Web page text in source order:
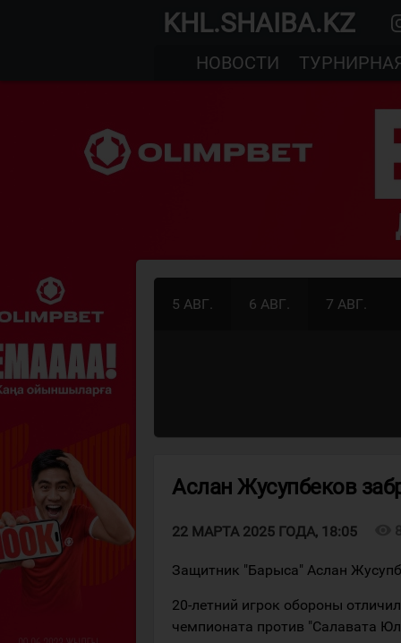
KHL.SHAIBA.KZ
НОВОСТИ
5 АВГ. 6 АВГ. 7 АВГ.
Аслан Жусупбеков
22 МАРТА 2025 ГОДА, 18:05
Защитник "Барыса" Аслан
20-летний игрок обороны
чемпионата против "Салавата